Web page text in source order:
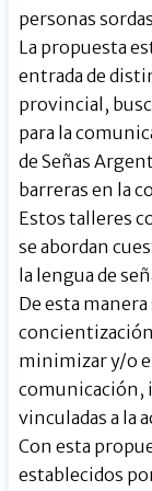
personas
La propuesta
entrada de
provincial,
para la
de Señas
barreras en la
Estos talleres
se abordan
la lengua de
De esta
minimizar y/o
comunicación,
vinculadas a la
Con esta
establecidos